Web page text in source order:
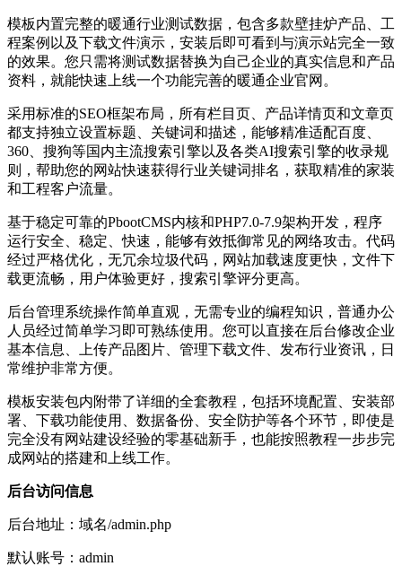
模板内置完整的暖通行业测试数据，包含多款壁挂炉产品、工
程案例以及下载文件演示，安装后即可看到与演示站完全一致
的效果。您只需将测试数据替换为自己企业的真实信息和产品
资料，就能快速上线一个功能完善的暖通企业官网。
采用标准的SEO框架布局，所有栏目页、产品详情页和文章页
都支持独立设置标题、关键词和描述，能够精准适配百度、
360、搜狗等国内主流搜索引擎以及各类AI搜索引擎的收录规
则，帮助您的网站快速获得行业关键词排名，获取精准的家装
和工程客户流量。
基于稳定可靠的PbootCMS内核和PHP7.0-7.9架构开发，程序
运行安全、稳定、快速，能够有效抵御常见的网络攻击。代码
经过严格优化，无冗余垃圾代码，网站加载速度更快，文件下
载更流畅，用户体验更好，搜索引擎评分更高。
后台管理系统操作简单直观，无需专业的编程知识，普通办公
人员经过简单学习即可熟练使用。您可以直接在后台修改企业
基本信息、上传产品图片、管理下载文件、发布行业资讯，日
常维护非常方便。
模板安装包内附带了详细的全套教程，包括环境配置、安装部
署、下载功能使用、数据备份、安全防护等各个环节，即使是
完全没有网站建设经验的零基础新手，也能按照教程一步步完
成网站的搭建和上线工作。
后台访问信息
后台地址：域名/admin.php
默认账号：admin